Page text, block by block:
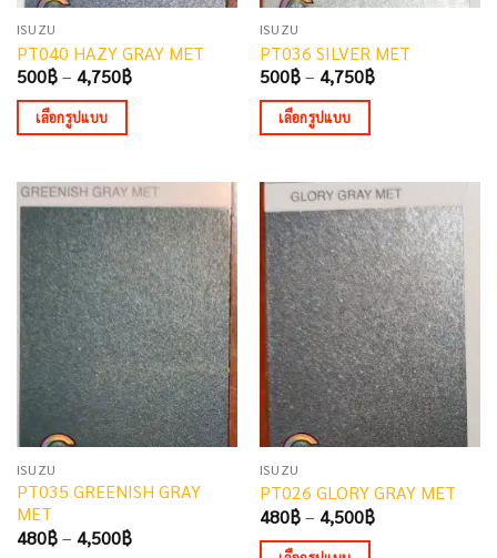
the
product
page
the
product
page
ISUZU
PT040 HAZY GRAY MET
500฿ – 4,750฿Price
เลือกรูปแบบ
product
has
multiple
variants.
The
options
may
be
chosen
the
product
page
ISUZU
PT036 SILVER MET
500฿ – 4,750฿Price
เลือกรูปแบบ
product
multiple
variants.
The
options
may
be
chosen
on
the
product
page
ISUZU
PT035 GREENISH GRAY
MET
480฿ – 4,500฿Price
ISUZU
PT026 GLORY GRAY MET
480฿ – 4,500฿Price